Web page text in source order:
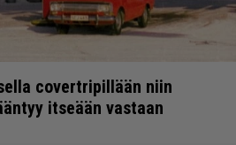
covertripillään niin
itseään vastaan